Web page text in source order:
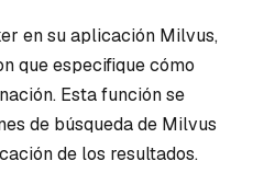
en su aplicación Milvus,
que especifique cómo
Esta función se
de búsqueda de Milvus
de los resultados.